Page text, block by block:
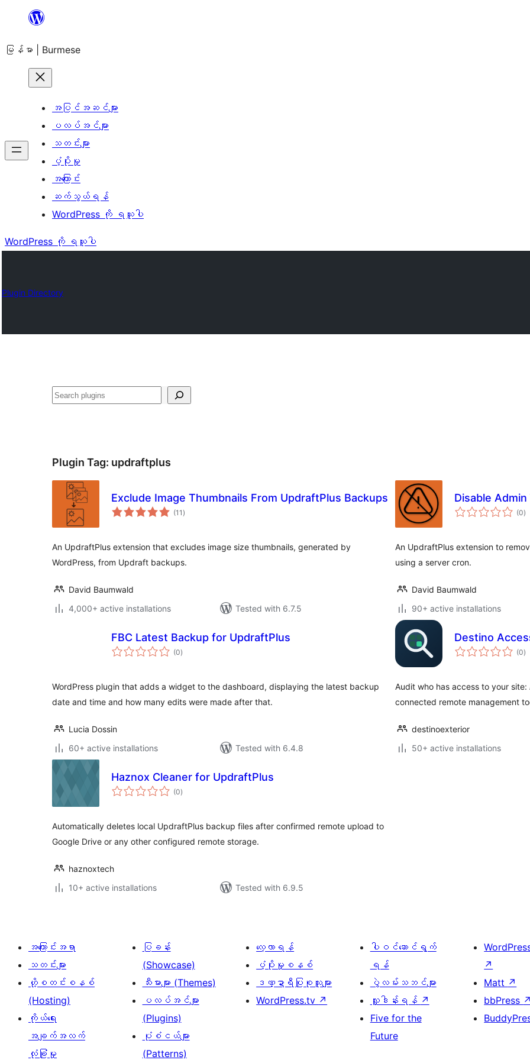
အကြောင်းအရာ
ကျော်သွား
မြန်မာ | Burmese
အပြင်အဆင်များ
ပလပ်အင်များ
သတင်းများ
ပံ့ပိုးမှု
အကြောင်း
ဆက်သွယ်ရန်
WordPress ကို ရယူပါ
WordPress ကို ရယူပါ
Plugin Directory
ရှာ
Plugin Tag: updraftplus
Exclude Image Thumbnails From UpdraftPlus Backups
(11 total
ratings
)
An UpdraftPlus extension that excludes image size thumbnails, generated by
WordPress, from Updraft backups.
David Baumwald
4,000+ active installations
Tested with 6.7.5
Disable
(0)
An UpdraftPlus extension to
using a server cron.
David Baumwald
90+ active installations
FBC Latest Backup for UpdraftPlus
(0total
ratings
)
WordPress plugin that adds a widget to the dashboard, displaying the latest backup
date and time and how many edits were made after that.
Lucia Dossin
60+ active installations
Tested with 6.4.8
Destino
(0)
Audit who has access to your
connected remote management
destinoexterior
50+ active installations
Haznox Cleaner for UpdraftPlus
(0total
ratings
)
Automatically deletes local UpdraftPlus backup files after confirmed remote upload to
Google Drive or any other configured remote storage.
haznoxtech
10+ active installations
Tested with 6.9.5
အကြောင်းအရာ
သတင်းများ
ဟို့စတင်းစနစ်
(Hosting)
ကိုယ်ရေး
အချက်အလက်
လုံခြုံမှု
ပြခန်း
(Showcase)
သီးမားများ (Themes)
ပလပ်အင်များ
(Plugins)
ပုံစံငယ်များ
(Patterns)
လေ့လာရန်
ပံ့ပိုးမှုစနစ်
ဒဏ္ဍာရီပြုစုသူများ
WordPress.tv ↗
ပါဝင်ဆောင်ရွက်
ရန်
ပွဲလမ်းသဘင်များ
လှူဒါန်းရန် ↗
Five for the
Future
↗
Matt ↗
bbPress ↗